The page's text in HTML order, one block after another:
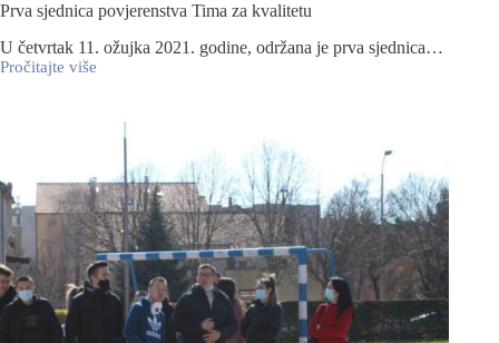
Prva sjednica povjerenstva Tima za kvalitetu
U četvrtak 11. ožujka 2021. godine, održana je prva sjednica…
Pročitajte više